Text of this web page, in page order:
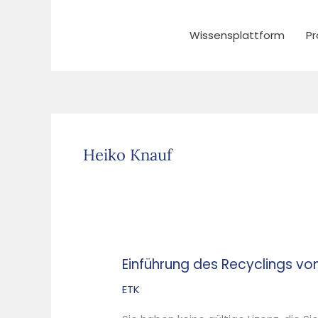
Wissensplattform
Heiko Knauf
Einführung des Recyclings
ETK
Einführung
des